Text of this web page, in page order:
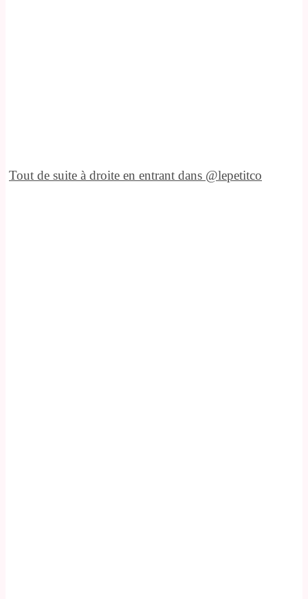
Tout de suite à droite en entrant dans @lepetitco